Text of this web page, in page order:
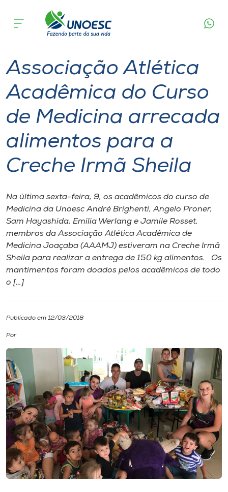
Cursos
Pesquisa
Atendimento ao Estudante
Portal de Ensino
Internacionalização
I.nova
Diplomados
Biblioteca
Editora
Rádio
Museu
acontece
Sheila
Associação Atlética
Acadêmica do Curso
de Medicina arrecada
alimentos para a
Creche Irmã Sheila
Na última sexta-feira, 9, os acadêmicos do curso de
Medicina da Unoesc André Brighenti, Angelo Proner,
Sam Hayashida, Emilia Werlang e Jamile Rosset,
membros da Associação Atlética Acadêmica de
Medicina Joaçaba (AAAMJ) estiveram na Creche Irmã
Sheila para realizar a entrega de 150 kg alimentos. Os
mantimentos foram doados pelos acadêmicos de todo
o […]
Publicado em 12/03/2018
Por